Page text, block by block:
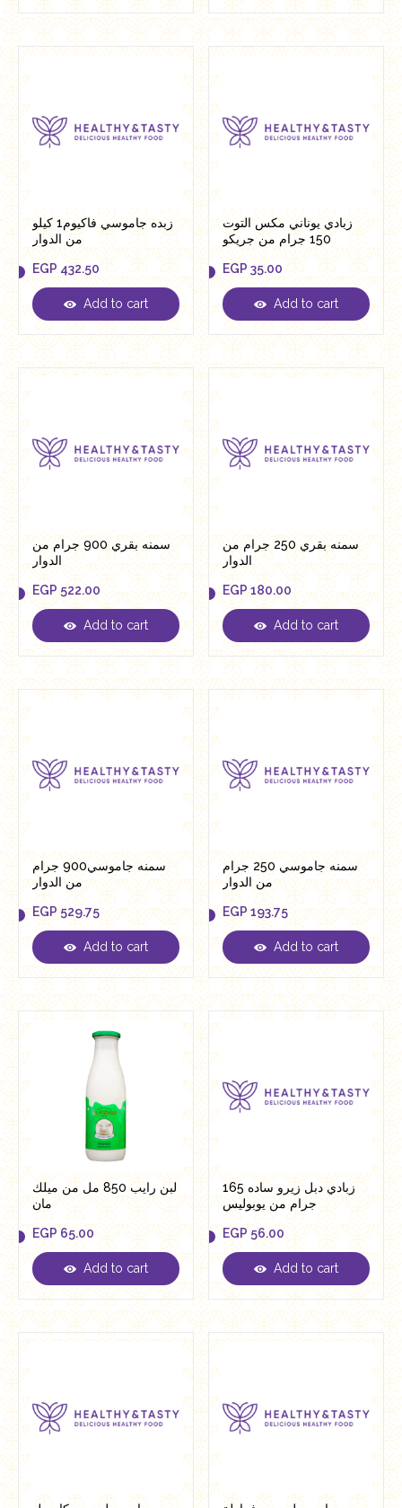
زبده جاموسي فاكيوم1 كيلو
من الدوار
EGP 432.50
EGP 432.50
Add to cart
زبادي يوناني مكس التوت
150 جرام من جريكو
EGP 35.00
EGP 35.00
Add to cart
سمنه بقري 900 جرام من
الدوار
EGP 522.00
EGP 522.00
Add to cart
سمنه بقري 250 جرام من
الدوار
EGP 180.00
EGP 180.00
Add to cart
سمنه جاموسي900 جرام
من الدوار
EGP 529.75
EGP529.75
Add to cart
سمنه جاموسي 250 جرام
من الدوار
EGP 193.75
EGP193.75
Add to cart
لبن رايب 850 مل من ميلك
مان
EGP 65.00
EGP 65.00
Add to cart
زبادي دبل زيرو ساده 165
جرام من يوبوليس
EGP 56.00
EGP 56.00
Add to cart